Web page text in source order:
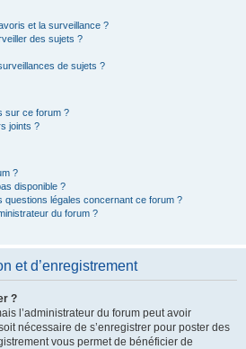
et la surveillance ?
des sujets ?
de sujets ?
sur ce forum ?
joints ?
?
disponible ?
questions légales concernant ce forum ?
du forum ?
et d’enregistrement
?
l’administrateur du forum peut avoir
nécessaire de s’enregistrer pour poster des
vous permet de bénéficier de